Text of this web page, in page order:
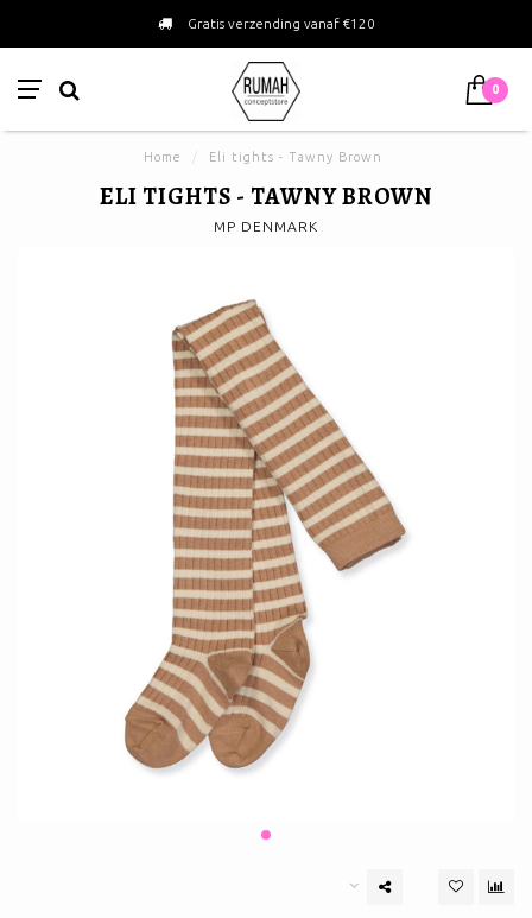
Gratis verzending vanaf €120
0
Home Eli tights - Tawny Brown
ELI TIGHTS - TAWNY BROWN
MP DENMARK